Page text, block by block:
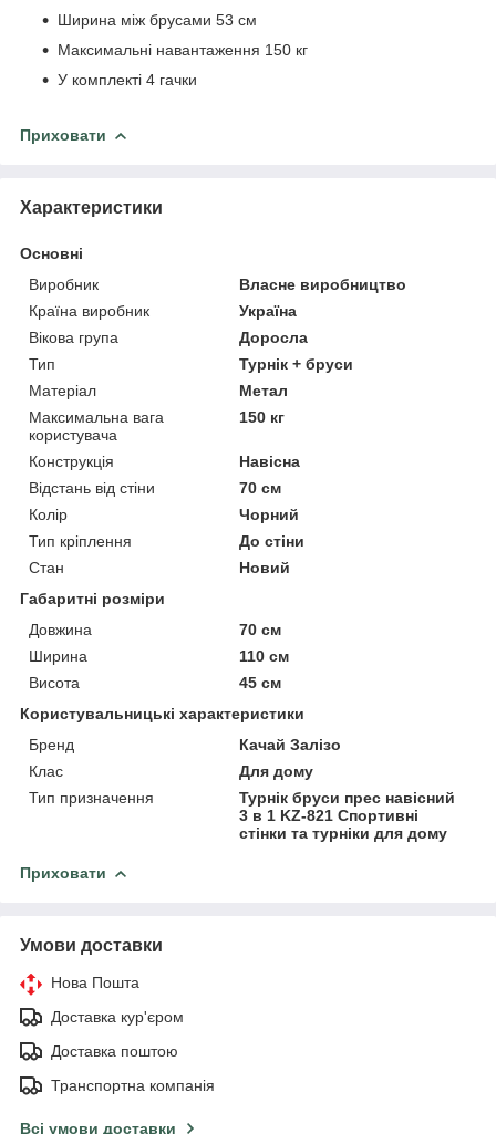
Ширина між брусами 53 см
Максимальні навантаження 150 кг
У комплекті 4 гачки
Приховати
Характеристики
Основні
Виробник
Власне виробництво
Країна виробник
Україна
Вікова група
Доросла
Тип
Турнік + бруси
Матеріал
Метал
Максимальна вага
користувача
150 кг
Конструкція
Навісна
Відстань від стіни
70 см
Колір
Чорний
Тип кріплення
До стіни
Стан
Новий
Габаритні розміри
Довжина
70 см
Ширина
110 см
Висота
45 см
Користувальницькі характеристики
Бренд
Качай Залізо
Клас
Для дому
Тип призначення
Турнік бруси прес навісний
3 в 1 KZ-821 Спортивні
стінки та турніки для дому
Приховати
Умови доставки
Нова Пошта
Доставка кур'єром
Доставка поштою
Транспортна компанія
Всі умови доставки